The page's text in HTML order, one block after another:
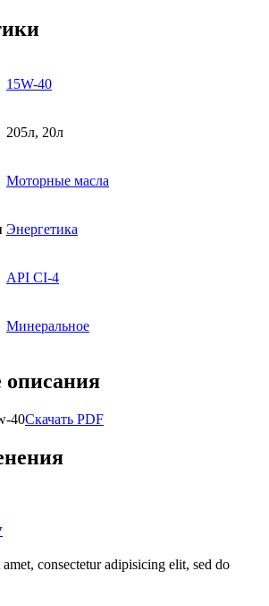
15W-40
205л, 20л
Моторные масла
Энергетика
API CI-4
Минеральное
описания
40Скачать PDF
consectetur adipisicing elit, sed do